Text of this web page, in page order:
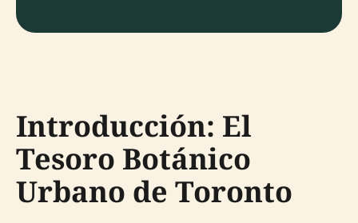
Introducción: El
Tesoro Botánico
Urbano de Toronto